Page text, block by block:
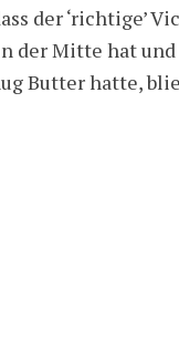
der ‘richtige’
der Mitte hat
Butter hatte,